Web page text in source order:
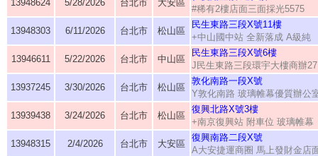
13948624 5/28/2026 台北市 大安區
#稀有2樓店面三面採光5575
13948303 6/11/2026 台北市 松山區
民生東路三段X號11樓
+中山國中站 全新落成 A級純
13946611 5/22/2026 台北市 中山區
民生東路三段X號6樓
J民生東路三段環宇大樓商辦27
13937245 3/30/2026 台北市 松山區
敦化南路一段X號
Y敦化南路 玻璃帷幕優質辦公
13939438 3/24/2026 台北市 松山區
復興北路X號3樓
+南京復興站 附車位 玻璃帷幕
13948315 2/4/2026 台北市 大安區
復興南路二段X號
A大安捷運商圈 馬上發財金店